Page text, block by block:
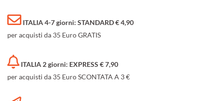
ITALIA 4-7 giorni: STANDARD € 4,90
per acquisti da 35 Euro GRATIS
ITALIA 2 giorni: EXPRESS € 7,90
per acquisti da 35 Euro SCONTATA A 3 €